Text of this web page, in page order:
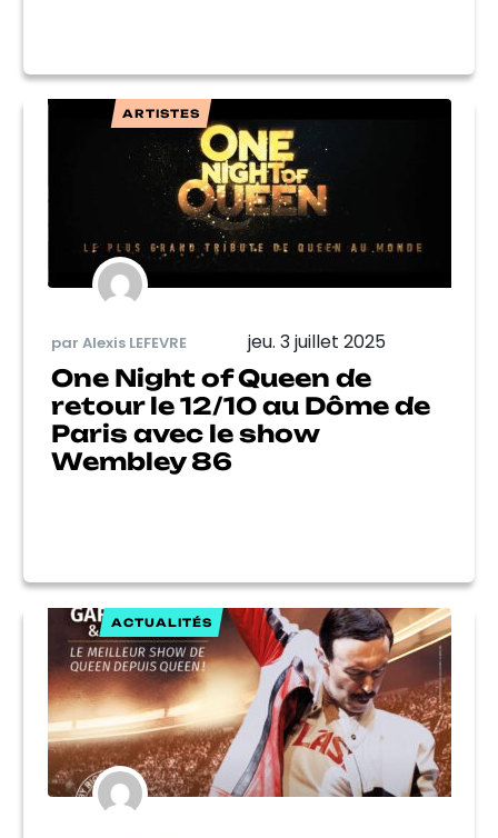
ARTISTES
par Alexis LEFEVRE jeu. 3 juillet 2025
One Night of Queen de
retour le 12/10 au Dôme de
Paris avec le show
Wembley 86
ACTUALITÉS